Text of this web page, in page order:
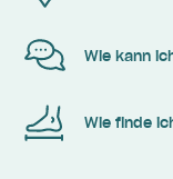
Wie kann
Wie finde